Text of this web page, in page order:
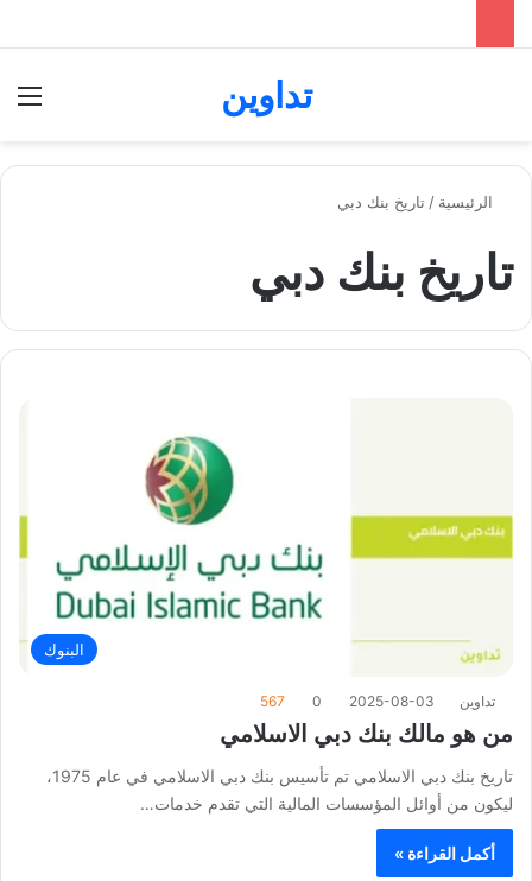
تداوين
الرئيسية / تاريخ بنك دبي
تاريخ بنك دبي
البنوك
تداوين 2025-08-03
0
567
من هو مالك بنك دبي الاسلامي
تاريخ بنك دبي الاسلامي تم تأسيس بنك دبي الاسلامي في عام 1975،
ليكون من أوائل المؤسسات المالية التي تقدم خدمات…
أكمل القراءة »